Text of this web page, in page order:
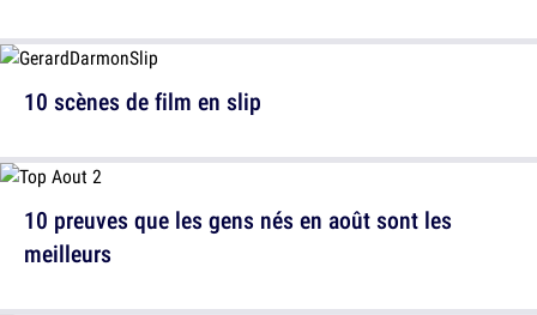
10 scènes de film en slip
10 preuves que les gens nés en août sont les
meilleurs